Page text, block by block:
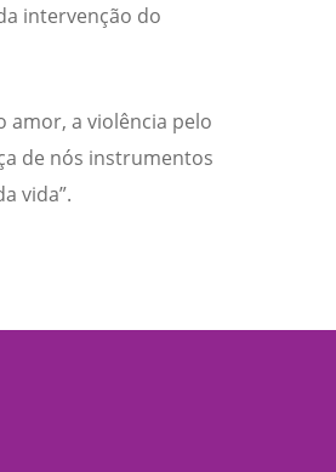
intervenção do
amor, a violência pelo
de nós instrumentos
vida”.